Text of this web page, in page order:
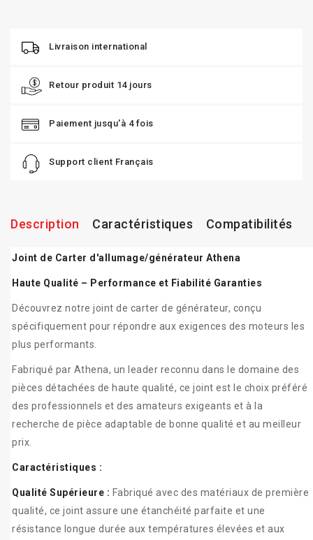
Livraison international
Retour produit 14 jours
Paiement jusqu'à 4 fois
Support client Français
Description Caractéristiques Compatibilités
Joint de Carter d'allumage/générateur Athena
Haute Qualité – Performance et Fiabilité Garanties
Découvrez notre joint de carter de générateur, conçu
spécifiquement pour répondre aux exigences des moteurs les
plus performants.
Fabriqué par Athena, un leader reconnu dans le domaine des
pièces détachées de haute qualité, ce joint est le choix préféré
des professionnels et des amateurs exigeants et à la
recherche de pièce adaptable de bonne qualité et au meilleur
prix.
Caractéristiques :
Qualité Supérieure : Fabriqué avec des matériaux de première
qualité, ce joint assure une étanchéité parfaite et une
résistance longue durée aux températures élevées et aux